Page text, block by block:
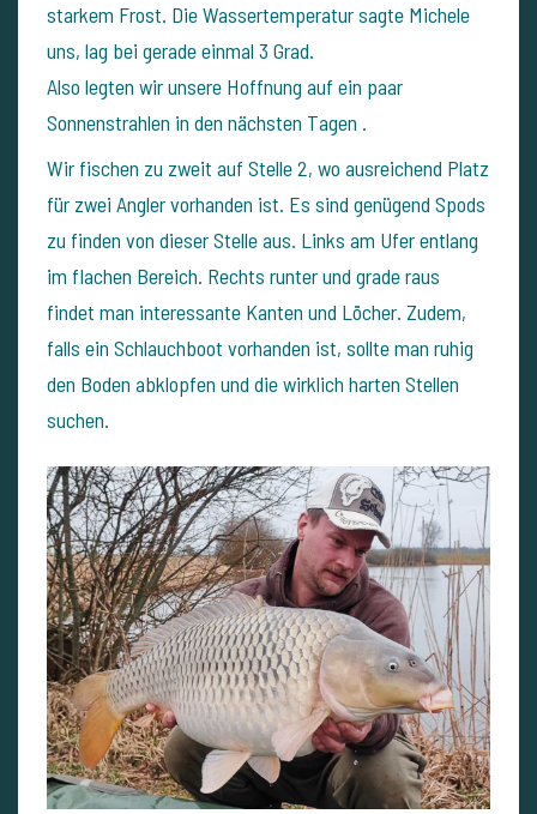
starkem Frost. Die Wassertemperatur sagte Michele
uns, lag bei gerade einmal 3 Grad.
Also legten wir unsere Hoffnung auf ein paar
Sonnenstrahlen in den nächsten Tagen .
Wir fischen zu zweit auf Stelle 2, wo ausreichend Platz
für zwei Angler vorhanden ist. Es sind genügend Spods
zu finden von dieser Stelle aus. Links am Ufer entlang
im flachen Bereich. Rechts runter und grade raus
findet man interessante Kanten und Löcher. Zudem,
falls ein Schlauchboot vorhanden ist, sollte man ruhig
den Boden abklopfen und die wirklich harten Stellen
suchen.